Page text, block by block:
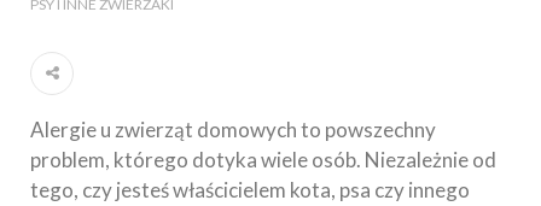
PSY I INNE ZWIERZAKI
Alergie u zwierząt domowych to powszechny
problem, którego dotyka wiele osób. Niezależnie od
tego, czy jesteś właścicielem kota, psa czy innego